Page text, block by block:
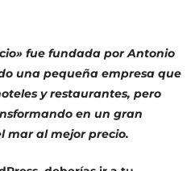
fue fundada por Antonio
una pequeña empresa que
y restaurantes, pero
en un gran
mar al mejor precio.